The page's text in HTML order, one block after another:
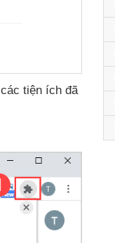
các tiện ích đã